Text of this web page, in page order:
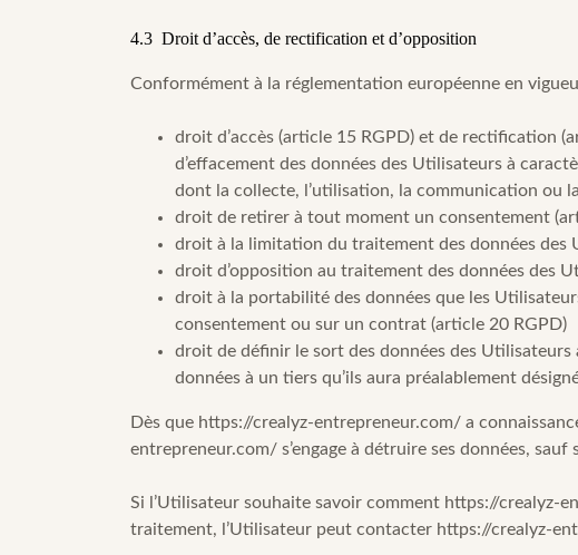
4.3 Droit d’accès, de rectification et d’opposition
Conformément à la réglementation européenne en
droit d’accès (article 15 RGPD) et de rectification
d’effacement des données des Utilisateurs à
dont la collecte, l’utilisation, la communication ou
droit de retirer à tout moment un consentement
droit à la limitation du traitement des données des
droit d’opposition au traitement des données des
droit à la portabilité des données que les
consentement ou sur un contrat (article 20 RGPD)
droit de définir le sort des données des
données à un tiers qu’ils aura préalablement
Dès que https://crealyz-entrepreneur.com/ a
entrepreneur.com/ s’engage à détruire ses données,
Si l’Utilisateur souhaite savoir comment https://crealyz-
traitement, l’Utilisateur peut contacter https://crealyz-